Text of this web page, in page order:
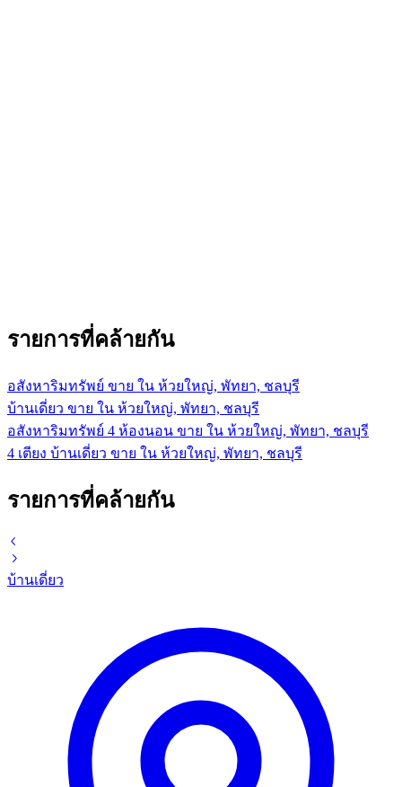
รายการที่คล้ายกัน
อสังหาริมทรัพย์ ขาย ใน ห้วยใหญ่, พัทยา, ชลบุรี
บ้านเดี่ยว ขาย ใน ห้วยใหญ่, พัทยา, ชลบุรี
อสังหาริมทรัพย์ 4 ห้องนอน ขาย ใน ห้วยใหญ่, พัทยา, ชลบุรี
4 เตียง บ้านเดี่ยว ขาย ใน ห้วยใหญ่, พัทยา, ชลบุรี
รายการที่คล้ายกัน
บ้านเดี่ยว